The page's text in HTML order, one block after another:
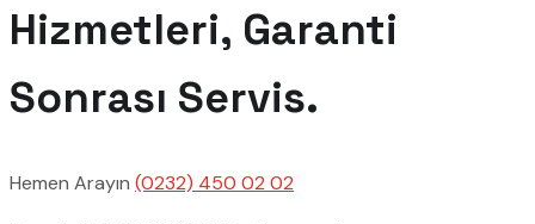
Hizmetleri, Garanti
Sonrası Servis.
Hemen Arayın (0232) 450 02 02